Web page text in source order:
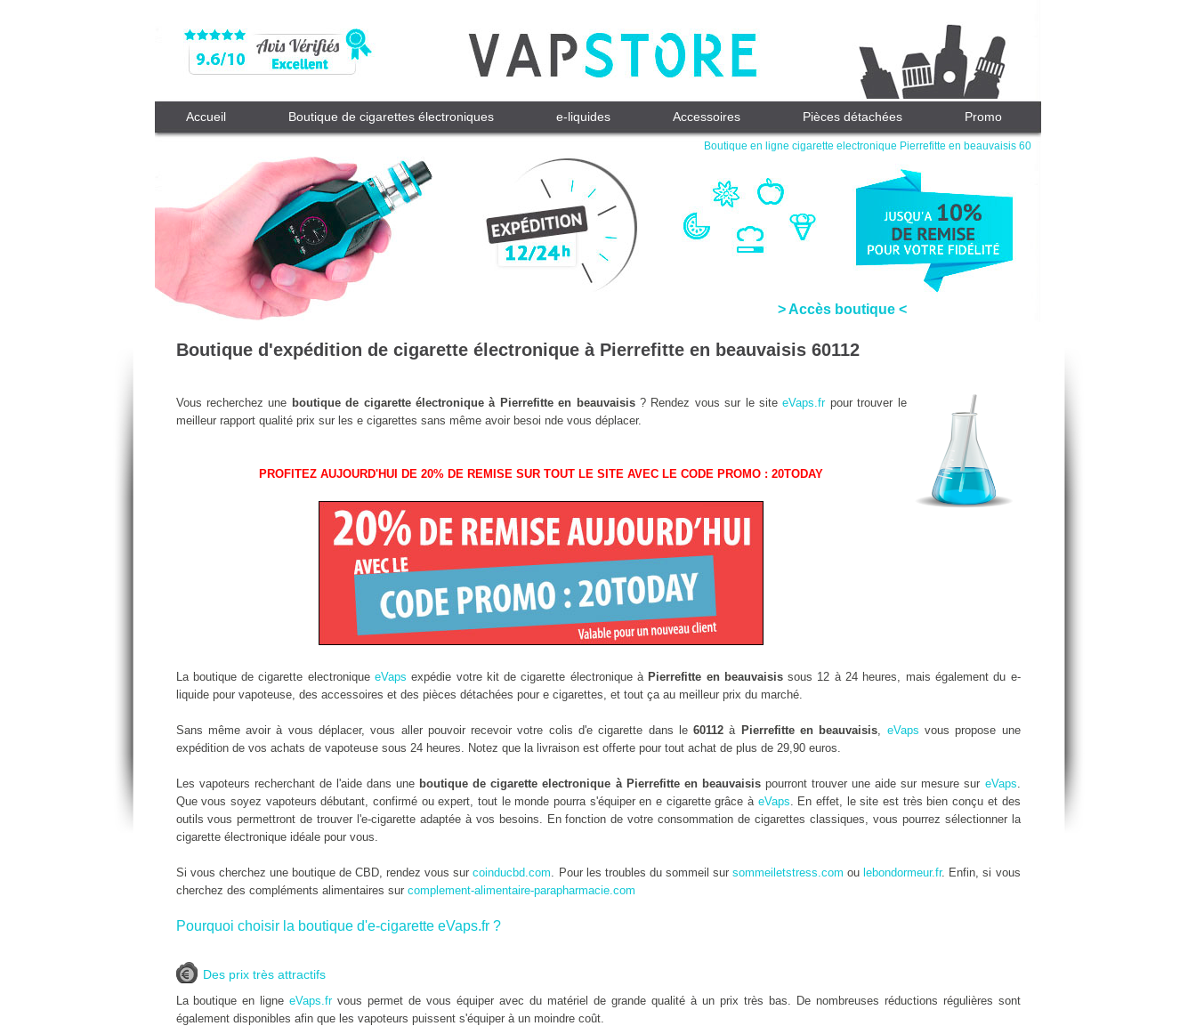
Boutique en ligne cigarette electronique Pierrefitte en beauvaisis 60
Accueil Boutique de cigarettes électroniques e-liquides Accessoires Pièces détachées Promo
> Accès boutique <
Boutique d'expédition de cigarette électronique à Pierrefitte en beauvaisis 60112
Vous recherchez une boutique de cigarette électronique à Pierrefitte en beauvaisis? Rendez vous sur le siteeVaps.frpour trouver le
meilleur rapport qualité prix sur les e cigarettes sans même avoir besoi nde vous déplacer.
PROFITEZ AUJOURD'HUI DE 20% DE REMISE SUR TOUT LE SITE AVEC LE CODE PROMO : 20TODAY
La boutique de cigarette electronique eVaps expédie votre kit de cigarette électronique à Pierrefitte en beauvaisissous 12 à 24 heures, mais également du e-
liquide pour vapoteuse, des accessoires et des pièces détachées pour e cigarettes, et tout ça au meilleur prix du marché.
Sans même avoir à vous déplacer, vous aller pouvoir recevoir votre colis d'e cigarette dans le60112 à Pierrefitte en beauvaisis, eVaps vous propose une
expédition de vos achats de vapoteuse sous 24 heures. Notez que la livraison est offerte pour tout achat de plus de 29,90 euros.
Les vapoteurs recherchant de l'aide dans une boutique de cigarette electronique à Pierrefitte en beauvaisispourront trouver une aide sur mesure sur eVaps.
Que vous soyez vapoteurs débutant, confirmé ou expert, tout le monde pourra s'équiper en e cigarette grâce à eVaps. En effet, le site est très bien conçu et des
outils vous permettront de trouver l'e-cigarette adaptée à vos besoins. En fonction de votre consommation de cigarettes classiques, vous pourrez sélectionner la
cigarette électronique idéale pour vous.
Si vous cherchez une boutique de CBD, rendez vous surcoinducbd.com. Pour les troubles du sommeil sursommeiletstress.com ou lebondormeur.fr. Enfin, si vous
cherchez des compléments alimentaires sur complement-alimentaire-parapharmacie.com
Pourquoi choisir la boutique d'e-cigarette eVaps.fr ?
Des prix très attractifs
La boutique en ligneeVaps.frvous permet de vous équiper avec du matériel de grande qualité à un prix très bas. De nombreuses réductions régulières sont
également disponibles afin que les vapoteurs puissent s'équiper à un moindre coût.